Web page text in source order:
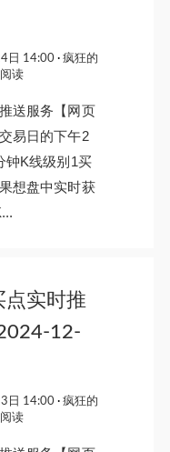
日 14:00
疯狂的
读
送服务【网页
易日的下午2
钟K线级别1买
想盘中实时获
点实时推
12-
日 14:00
疯狂的
读